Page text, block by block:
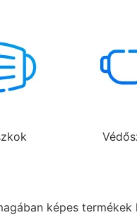
képes